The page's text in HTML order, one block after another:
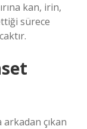
kan, irin,
sürece
çıkan